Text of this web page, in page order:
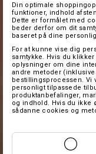
Din optimale
funktioner, indhold
Dette er formålet med
beder derfor om dit
baseret på dine
For at kunne vise dig
samtykke. Hvis du
oplysninger om dine
andre metoder
bestillingsprocessen. Vi
personligt tilpassede
produktanbefalinger,
og indhold. Hvis du ikke
sådanne cookies og